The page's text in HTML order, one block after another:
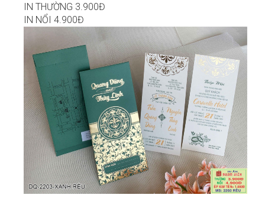
IN THƯỜNG 3.900Đ
IN NỔI 4.900Đ